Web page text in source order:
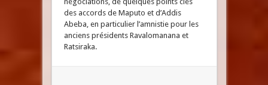
des accords de Maputo et d’Addis
Abeba, en particulier l’amnistie pour les
anciens présidents Ravalomanana et
Ratsiraka.